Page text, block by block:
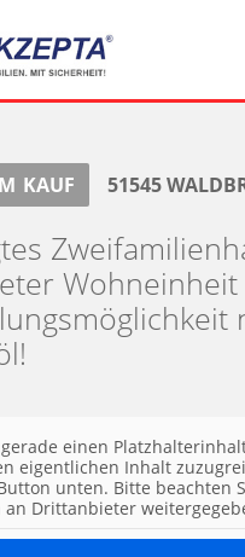
KAUF 51545
einen
eigentlichen Inhalt
unten. Bitte beachten
an Drittanbieter